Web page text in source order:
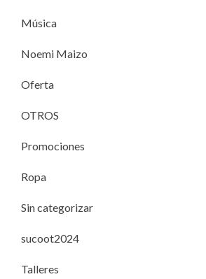
Música
Noemi Maizo
Oferta
OTROS
Promociones
Ropa
Sin categorizar
sucoot2024
Talleres